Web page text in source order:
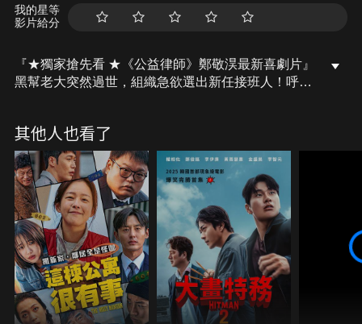
我的星等
影片給分
『★獨家搶先看 ★《公益律師》鄭敬淏最新喜劇片』
黑幫老大突然過世，組織急欲選出新任接班人！呼聲
探戈、遠離江湖。兩位最有機會的接班人都想落跑，
唯一真正想當老大的三把手板虎，卻沒人把他當一回
事。究竟這場失控的接班人大戰，誰會成為老大？
其他人也看了